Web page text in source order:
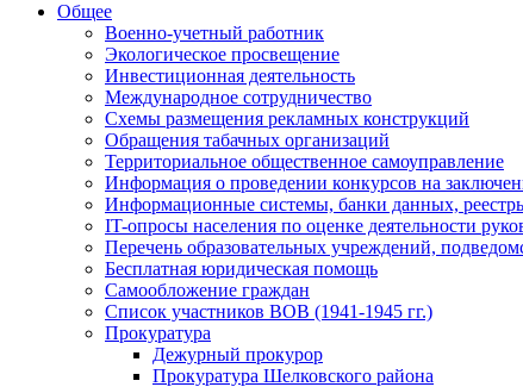
Общее
Военно-учетный работник
Экологическое просвещение
Инвестиционная деятельность
Международное сотрудничество
Схемы размещения рекламных конструкций
Обращения табачных организаций
Территориальное общественное самоуправление
Информация о проведении конкурсов на
Информационные системы, банки данных,
IT-опросы населения по оценке деятельности
Перечень образовательных учреждений,
Бесплатная юридическая помощь
Самообложение граждан
Список участников ВОВ (1941-1945 гг.)
Прокуратура
Дежурный прокурор
Прокуратура Шелковского района